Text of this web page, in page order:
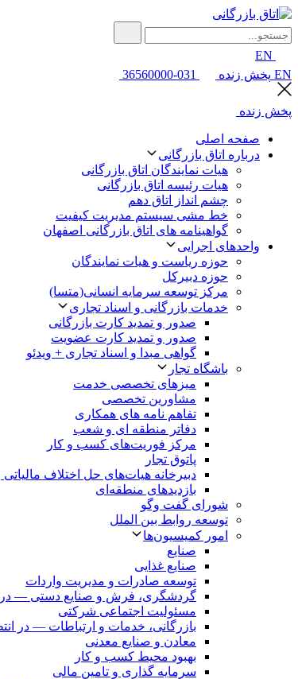
EN
EN پخش زنده 031-36560000
پخش زنده
صفحه اصلی
درباره اتاق بازرگانی
هیات نمایندگان اتاق بازرگانی
هیات رئیسه اتاق بازرگانی
چشم انداز اتاق دهم
خط مشی سیستم مدیریت کیفیت
گواهینامه های اتاق بازرگانی اصفهان
واحدهای اجرایی
حوزه ریاست و هیات نمایندگان
حوزه دبیرکل
مرکز توسعه سرمایه انسانی(متسا)
خدمات بازرگانی و اسناد تجاری
صدور و تمدید کارت بازرگانی
صدور و تمدید کارت عضویت
گواهی مبدا و اسناد تجاری + ویدئو
باشگاه تجار
میزهای تخصصی خدمت
مشاورین تخصصی
تفاهم نامه های همکاری
دفاتر منطقه ای و شعب
مرکز فوریت‌های کسب و کار
پاتوق تجار
دبیرخانه هیات‌های حل اختلاف
بازدیدهای منطقه‌ای
شورای گفت وگو
توسعه روابط بین الملل
امور کمیسیون‌ها
صنایع
صنایع غذایی
توسعه صادرات و مدیریت واردات
گردشگری، فرش و صنایع دستی — در
مسئولیت اجتماعی شرکتی
بازرگانی، خدمات و ارتباطات — در
معادن و صنایع معدنی
بهبود محیط کسب و کار
سرمایه گذاری و تامین مالی